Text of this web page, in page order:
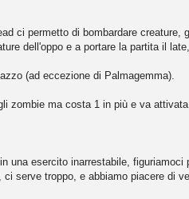
ci permetto di bombardare
dell'oppo e a portare la partita il
(ad eccezione di Palmagemma).
zombie ma costa 1 in più e va
una esercito inarrestabile,
serve troppo, e abbiamo piacere di